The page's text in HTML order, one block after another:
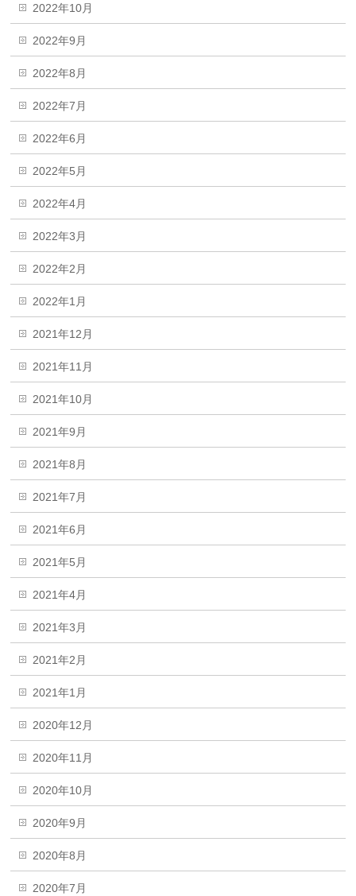
2022年10月
2022年9月
2022年8月
2022年7月
2022年6月
2022年5月
2022年4月
2022年3月
2022年2月
2022年1月
2021年12月
2021年11月
2021年10月
2021年9月
2021年8月
2021年7月
2021年6月
2021年5月
2021年4月
2021年3月
2021年2月
2021年1月
2020年12月
2020年11月
2020年10月
2020年9月
2020年8月
2020年7月